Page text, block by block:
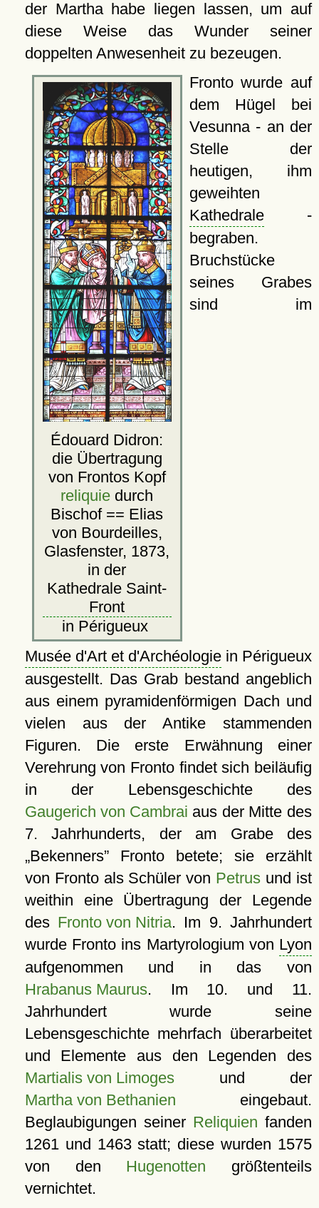
der Martha habe liegen lassen, um auf
diese Weise das Wunder seiner
doppelten Anwesenheit zu bezeugen.
Édouard Didron:
die Übertragung
von Frontos Kopf
reliquie durch
Bischof == Elias
von Bourdeilles,
Glasfenster, 1873,
in der
Kathedrale Saint-
Front
in Périgueux
Fronto wurde auf
dem Hügel bei
Vesunna - an der
Stelle der
heutigen, ihm
geweihten
Kathedrale-
begraben.
Bruchstücke
seines Grabes
sind im
Musée d'Art et d'Archéologiein Périgueux
ausgestellt. Das Grab bestand angeblich
aus einem pyramidenförmigen Dach und
vielen aus der Antike stammenden
Figuren. Die erste Erwähnung einer
Verehrung von Fronto findet sich beiläufig
in der Lebensgeschichte des
Gaugerich von Cambrai aus der Mitte des
7. Jahrhunderts, der am Grabe des
Bekenners Fronto betete; sie erzählt
von Fronto als Schüler von Petrus und ist
weithin eine Übertragung der Legende
des Fronto von Nitria. Im 9. Jahrhundert
wurde Fronto ins Martyrologium von Lyon
aufgenommen und in das von
Hrabanus Maurus. Im 10. und 11.
Jahrhundert wurde seine
Lebensgeschichte mehrfach überarbeitet
und Elemente aus den Legenden des
Martialis von Limogesund der
Martha von Bethanien eingebaut.
Beglaubigungen seiner Reliquien fanden
1261 und 1463 statt; diese wurden 1575
von den Hugenotten größtenteils
vernichtet.